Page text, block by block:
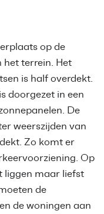
op de
het terrein. Het
is half overdekt.
doorgezet in een
De
weerszijden van
Zo komt er
Op
liggen maar liefst
de
de woningen aan